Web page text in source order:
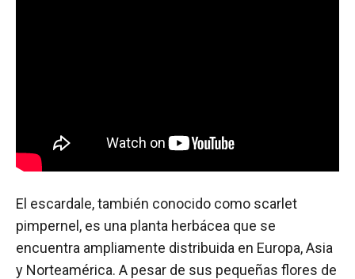
El escardale, también conocido como scarlet
pimpernel, es una planta herbácea que se
encuentra ampliamente distribuida en Europa, Asia
y Norteamérica. A pesar de sus pequeñas flores de